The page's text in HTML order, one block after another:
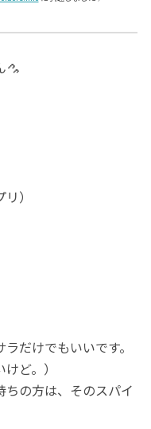
）
だけでもいいです。
ど。）
の方は、そのスパイ